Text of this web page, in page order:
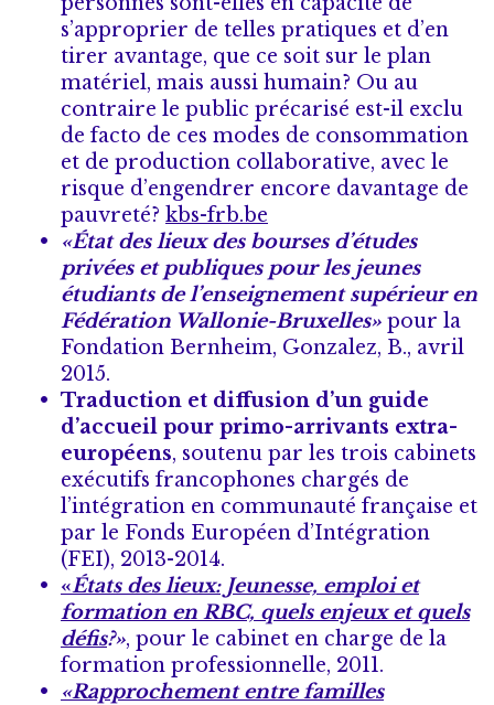
s’approprier de telles pratiques et d’en
tirer avantage, que ce soit sur le plan
matériel, mais aussi humain? Ou au
contraire le public précarisé est-il exclu
de facto de ces modes de consommation
et de production collaborative, avec le
risque d’engendrer encore davantage de
pauvreté? kbs-frb.be
«État des lieux des bourses d’études
privées et publiques pour les jeunes
étudiants de l’enseignement supérieur en
Fédération Wallonie-Bruxelles» pour la
Fondation Bernheim, Gonzalez, B., avril
2015.
Traduction et diffusion d’un guide
d’accueil pour primo-arrivants extra-
européens, soutenu par les trois cabinets
exécutifs francophones chargés de
l’intégration en communauté française et
par le Fonds Européen d’Intégration
(FEI), 2013-2014.
«États des lieux: Jeunesse, emploi et
formation en RBC, quels enjeux et quels
défis?», pour le cabinet en charge de la
formation professionnelle, 2011.
«Rapprochement entre familles